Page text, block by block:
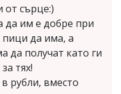
сърце:)
да им е добре при
пици да има, а
да получат като ги
тях!
рубли, вместо